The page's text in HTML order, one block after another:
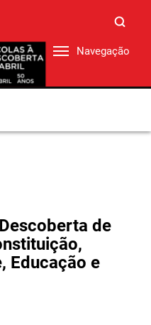
Navegação
de
Educação e